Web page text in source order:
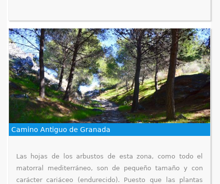
Camino Antiguo de Granada
Las hojas de los arbustos de esta zona, como todo el
matorral mediterráneo, son de pequeño tamaño y con
carácter cariáceo (endurecido). Puesto que las plantas